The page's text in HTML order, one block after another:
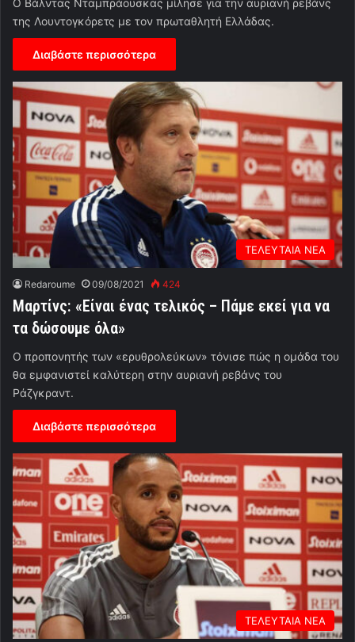
Ο Βάλντας Νταμπράουσκας μίλησε για την αυριανή ρεβάνς
της Λουντογκόρετς με τον πρωταθλητή Ελλάδας.
Διαβάστε περισσότερα
ΤΕΛΕΥΤΑΙΑ ΝΕΑ
Redaroume 09/08/2021 424
Μαρτίνς: «Είναι ένας τελικός – Πάμε εκεί για να
τα δώσουμε όλα»
Ο προπονητής των «ερυθρολεύκων» τόνισε πώς η ομάδα του
θα εμφανιστεί καλύτερη στην αυριανή ρεβάνς του
Ράζγκραντ.
Διαβάστε περισσότερα
ΤΕΛΕΥΤΑΙΑ ΝΕΑ